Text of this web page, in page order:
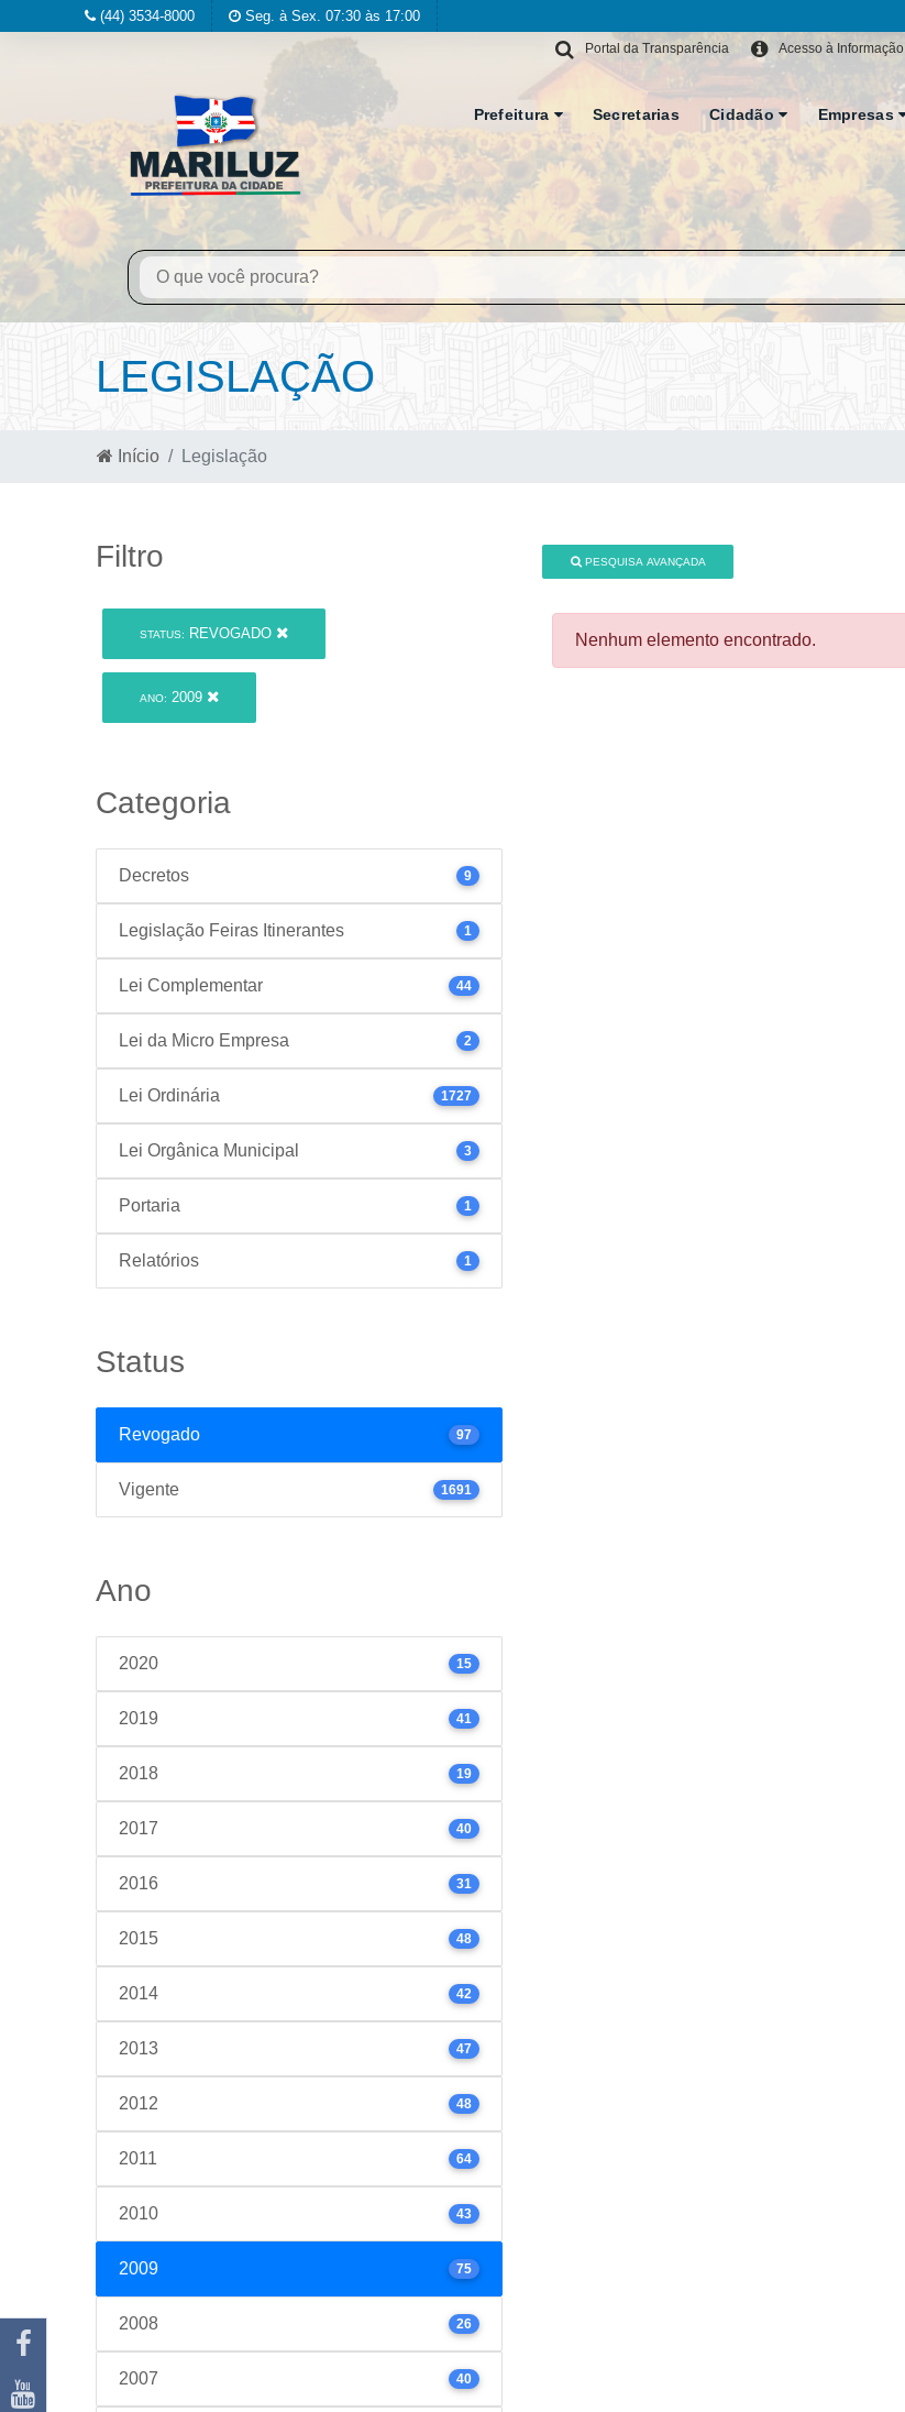
(44) 3534-8000 Seg. à Sex. 07:30 às 17:00
Acesso à Informação
Portal da Transparência
Prefeitura Secretarias Cidadão Empresas
LEGISLAÇÃO
Início Legislação
Filtro
STATUS: REVOGADO
ANO: 2009
Categoria
Decretos 9
Legislação Feiras Itinerantes 1
Lei Complementar 44
Lei da Micro Empresa 2
Lei Ordinária 1727
Lei Orgânica Municipal 3
Portaria 1
Relatórios 1
Status
Revogado 97
Vigente 1691
Ano
2020 15
2019 41
2018 19
2017 40
2016 31
2015 48
2014 42
2013 47
2012 48
2011 64
2010 43
2009 75
2008 26
2007 40
PESQUISA AVANÇADA
Nenhum elemento encontrado.